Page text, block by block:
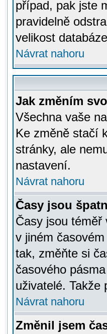
případ, pak jste
pravidelně
velikost
Návrat nahoru
Jak změním
Všechna vaše
Ke změně stačí
stránky, ale
nastavení.
Návrat nahoru
Časy jsou
Časy jsou
v jiném
tak, změňte si
časového
uživatelé. Takže
Návrat nahoru
Změnil jsem